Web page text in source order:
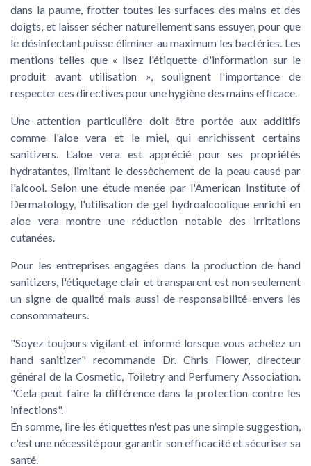
dans la paume, frotter toutes les surfaces des mains et des
doigts, et laisser sécher naturellement sans essuyer, pour que
le désinfectant puisse éliminer au maximum les bactéries. Les
mentions telles que « lisez l'étiquette d'information sur le
produit avant utilisation », soulignent l'importance de
respecter ces directives pour une hygiène des mains efficace.
Une attention particulière doit être portée aux additifs
comme l'aloe vera et le miel, qui enrichissent certains
sanitizers. L'aloe vera est apprécié pour ses propriétés
hydratantes, limitant le dessèchement de la peau causé par
l'alcool. Selon une étude menée par l'American Institute of
Dermatology, l'utilisation de gel hydroalcoolique enrichi en
aloe vera montre une réduction notable des irritations
cutanées.
Pour les entreprises engagées dans la production de hand
sanitizers, l'étiquetage clair et transparent est non seulement
un signe de qualité mais aussi de responsabilité envers les
consommateurs.
"Soyez toujours vigilant et informé lorsque vous achetez un
hand sanitizer" recommande Dr. Chris Flower, directeur
général de la Cosmetic, Toiletry and Perfumery Association.
"Cela peut faire la différence dans la protection contre les
infections".
En somme, lire les étiquettes n'est pas une simple suggestion,
c'est une nécessité pour garantir son efficacité et sécuriser sa
santé.